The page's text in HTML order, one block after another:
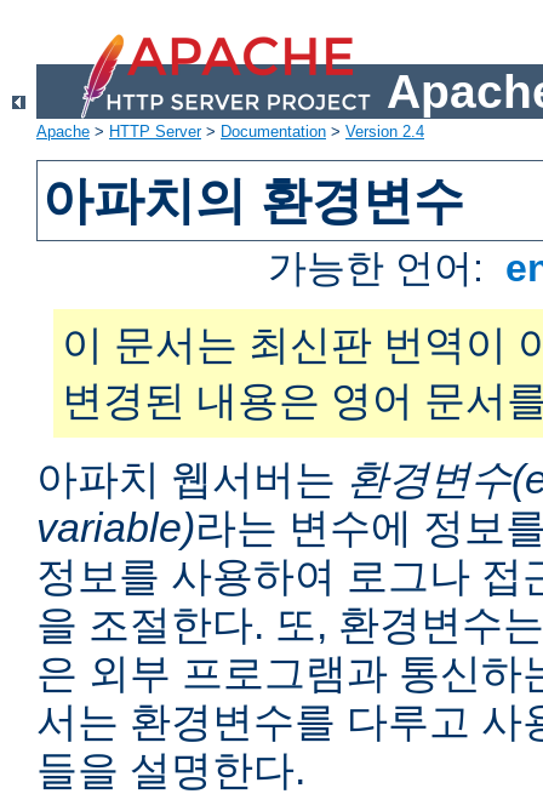
Apache > HTTP Server> Documentation > Version 2.4
아파치의 환경변수
가능한 언어:
이 문서는 최신판 번역이
변경된 내용은 영어 문서
아파치 웹서버는 환경변수
variable)라는 변수에 정보
정보를 사용하여 로그나 접
을 조절한다. 또, 환경변수
은 외부 프로그램과 통신하
서는 환경변수를 다루고 사
들을 설명한다.